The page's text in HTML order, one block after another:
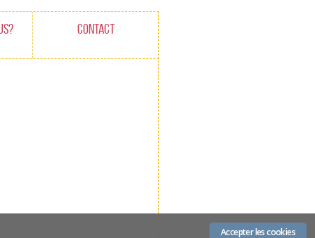
Accepter les cookies
CONTACT